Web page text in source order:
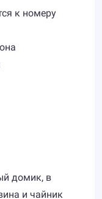
к номеру
домик, в
и чайник